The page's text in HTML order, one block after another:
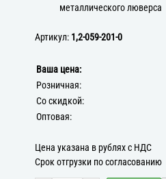
металлического люверса
Артикул: 1,2-059-201-0
Ваша цена:
Розничная:
Со скидкой:
Оптовая:
Цена указана в рублях с НДС
Срок отгрузки по согласованию